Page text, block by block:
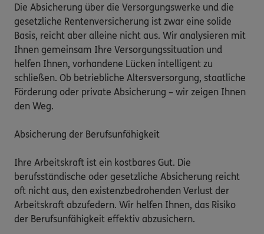
Die Absicherung über die Versorgungswerke und die
gesetzliche Rentenversicherung ist zwar eine solide
Basis, reicht aber alleine nicht aus. Wir analysieren mit
Ihnen gemeinsam Ihre Versorgungssituation und
helfen Ihnen, vorhandene Lücken intelligent zu
schließen. Ob betriebliche Altersversorgung, staatliche
Förderung oder private Absicherung – wir zeigen Ihnen
den Weg.
Absicherung der Berufsunfähigkeit
Ihre Arbeitskraft ist ein kostbares Gut. Die
berufsständische oder gesetzliche Absicherung reicht
oft nicht aus, den existenzbedrohenden Verlust der
Arbeitskraft abzufedern. Wir helfen Ihnen, das Risiko
der Berufsunfähigkeit effektiv abzusichern.